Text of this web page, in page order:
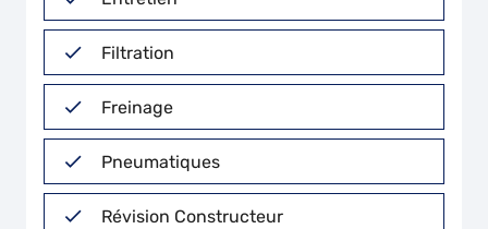
Filtration
Freinage
Pneumatiques
Révision Constructeur